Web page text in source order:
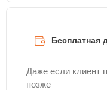
Бесплатная
Даже если клиент
позже